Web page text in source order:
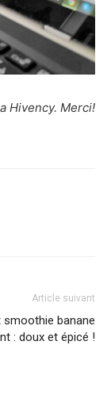
Hivency. Merci!
Article suivant
smoothie banane
: doux et épicé !